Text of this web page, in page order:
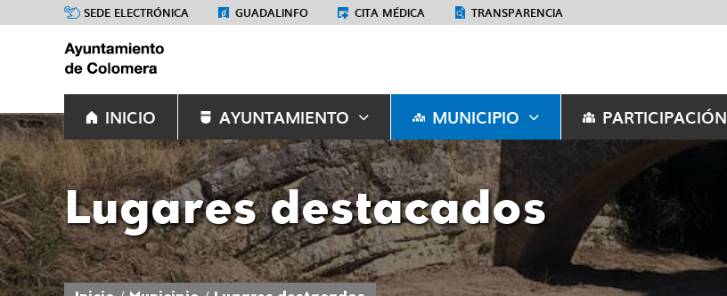
SEDE ELECTRÓNICA GUADALINFO CITA MÉDICA TRANSPARENCIA
INICIO AYUNTAMIENTO MUNICIPIO PARTICIPACIÓN
Lugares destacados